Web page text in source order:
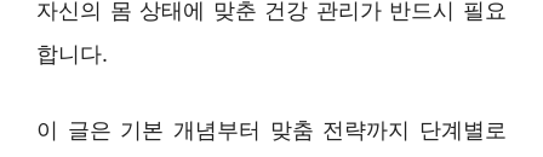
자신의 몸 상태에 맞춘 건강 관리가 반드시 필요
합니다.
이 글은 기본 개념부터 맞춤 전략까지 단계별로